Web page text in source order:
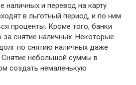
наличных и перевод на карту
в льготный период, и по ним
проценты. Кроме того, банки
снятие наличных. Некоторые
по снятию наличных даже
небольшой суммы в
создать немаленькую